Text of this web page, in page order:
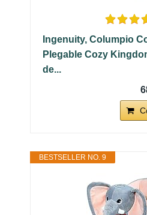
Ingenuity, Columpio
Plegable Cozy
de...
BESTSELLER NO. 9